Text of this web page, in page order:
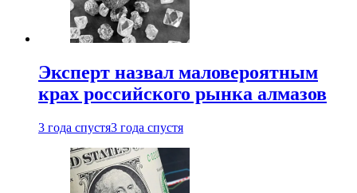
Эксперт назвал маловероятным
крах российского рынка алмазов
3 года спустя3 года спустя